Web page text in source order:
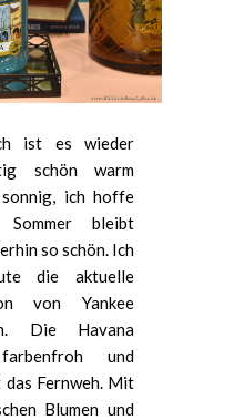
ist es wieder
schön warm
ich hoffe
bleibt
so schön. Ich
die aktuelle
von Yankee
Die Havana
und
das Fernweh. Mit
Blumen und